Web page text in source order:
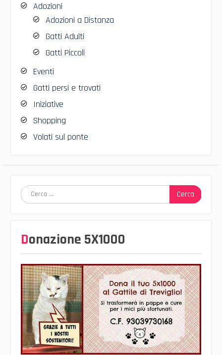
Adozioni
Adozioni a Distanza
Gatti Adulti
Gatti Piccoli
Eventi
Gatti persi e trovati
Iniziative
Shopping
Volati sul ponte
Ricerca
per:
Donazione 5X1000